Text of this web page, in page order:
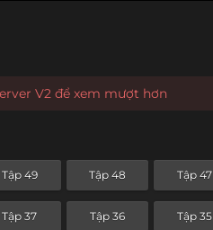
V2 để xem mượt hơn
Tập 49 Tập 48 Tập 47
Tập 37 Tập 36 Tập 35